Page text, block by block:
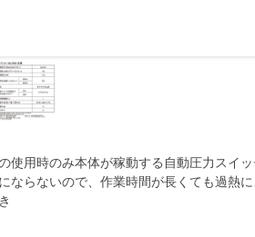
使用時のみ本体が稼動する自動圧力スイ
ならないので、作業時間が長くても過熱